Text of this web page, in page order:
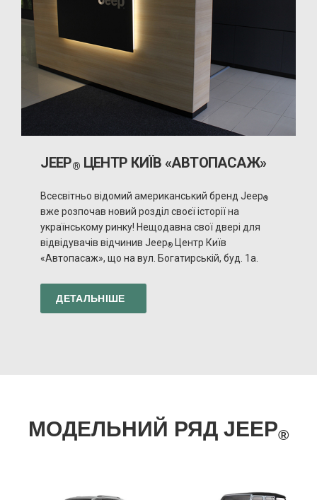
JEEP® ЦЕНТР КИЇВ «АВТОПАСАЖ»
Всесвітньо відомий американський бренд Jeep®
вже розпочав новий розділ своєї історії на
українському ринку! Нещодавна свої двері для
відвідувачів відчинив Jeep® Центр Київ
«Автопасаж», що на вул. Богатирській, буд. 1а.
ДЕТАЛЬНІШЕ
МОДЕЛЬНИЙ РЯД JEEP®